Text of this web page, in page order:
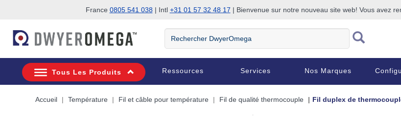
France 0805 541 038| Intl +31 01 57 32 48 17 | Bienvenue sur notre nouveau site web! Vous avez
Rechercher
DwyerOmega
Tous Les Produits Ressources Services Nos Marques
Accueil Température Fil et câble pour température Fil de qualité thermocouple Fil duplex de